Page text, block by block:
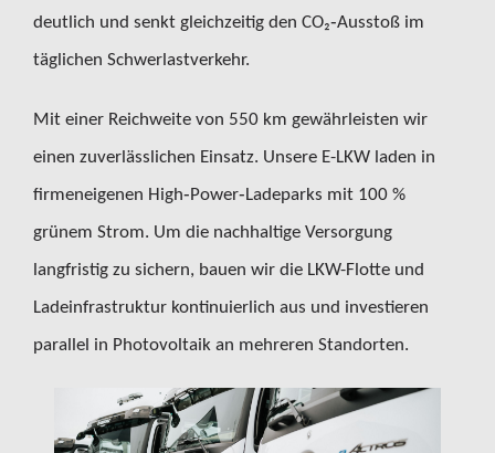
deutlich und senkt gleichzeitig den CO₂‑Ausstoß im
täglichen Schwerlastverkehr.
Mit einer Reichweite von 550 km gewährleisten wir
einen zuverlässlichen Einsatz. Unsere E-LKW laden in
firmeneigenen High‑Power‑Ladeparks mit 100 %
grünem Strom. Um die nachhaltige Versorgung
langfristig zu sichern, bauen wir die LKW-Flotte und
Ladeinfrastruktur kontinuierlich aus und investieren
parallel in Photovoltaik an mehreren Standorten.